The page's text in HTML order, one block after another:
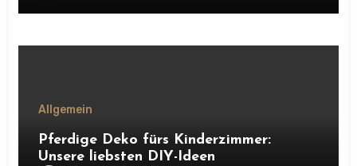
Allgemein
Pferdige Deko fürs Kinderzimmer:
Unsere liebsten DIY-Ideen